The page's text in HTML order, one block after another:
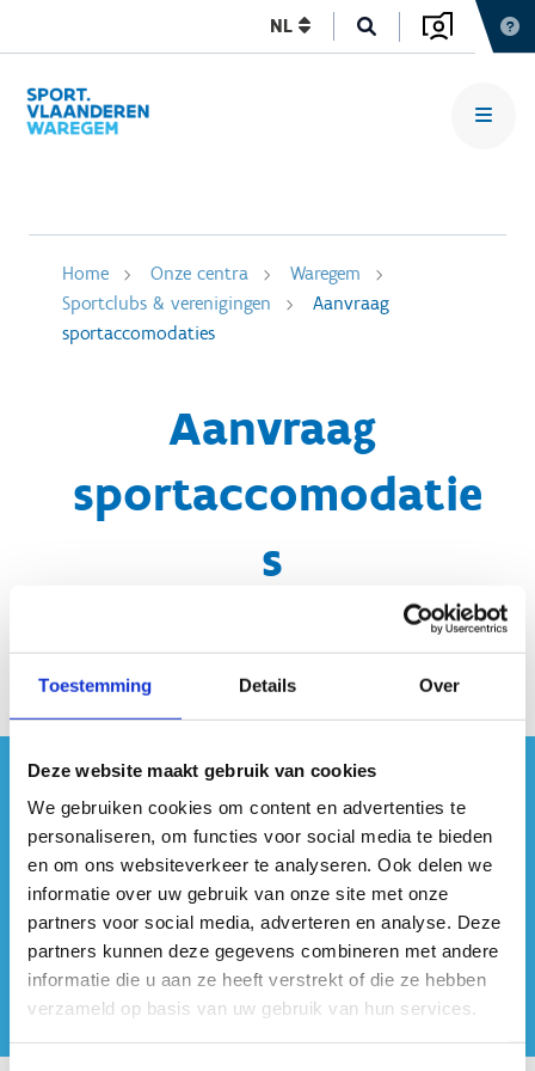
Toestemming Details Over
Deze website maakt gebruik van cookies
We gebruiken cookies om content en advertenties te
personaliseren, om functies voor social media te bieden
en om ons websiteverkeer te analyseren. Ook delen we
informatie over uw gebruik van onze site met onze
partners voor social media, adverteren en analyse. Deze
partners kunnen deze gegevens combineren met andere
informatie die u aan ze heeft verstrekt of die ze hebben
verzameld op basis van uw gebruik van hun services.
NL
Home Onze centra
Waregem
Sportclubs & verenigingen
Aanvraag
sportaccomodaties
Aanvraag
sportaccomodatie
s
#sportersbelevenmeer
ook op sociale media